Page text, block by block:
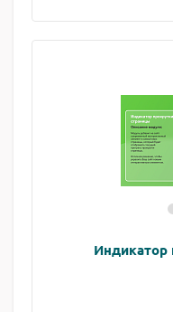
Индикатор